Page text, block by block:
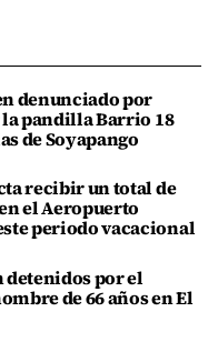
denunciado por
pandilla Barrio 18
de Soyapango
recibir un total de
el Aeropuerto
periodo vacacional
detenidos por el
de 66 años en El